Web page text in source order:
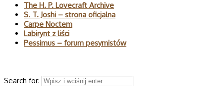
The H. P. Lovecraft Archive
S. T. Joshi – strona oficjalna
Carpe Noctem
Labirynt z liści
Pessimus – forum pesymistów
Search for: